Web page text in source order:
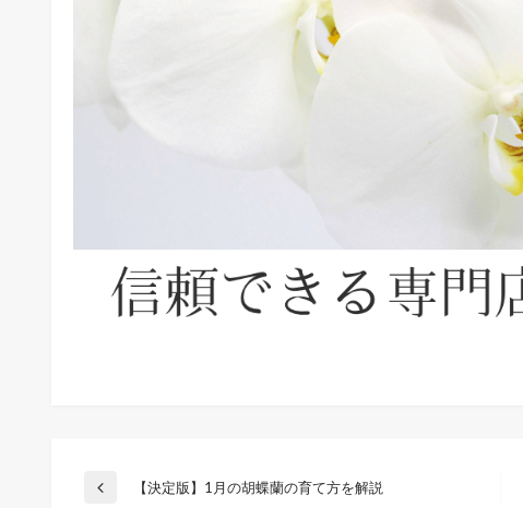
【決定版】1月の胡蝶蘭の育て方を解説